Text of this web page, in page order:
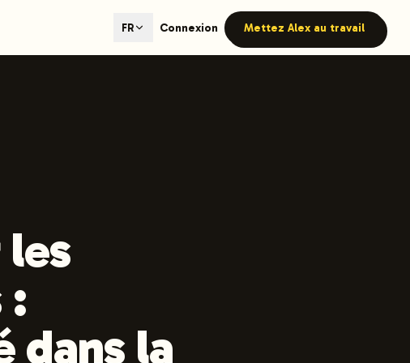
content generation with GEO optimization built-in.
FR Connexion Mettez Alex au travail
:
dans la